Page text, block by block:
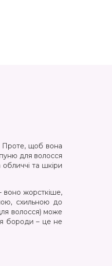
Проте, щоб вона
для волосся
та шкіри
воно жорсткіше,
схильною до
волосся) може
бороди – це не